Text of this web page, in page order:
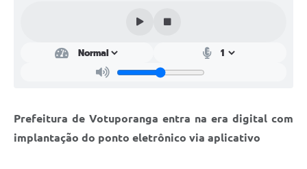
Audiências Públicas
Telefones Úteis
Prefeitura de Votuporanga entra na era digital com
implantação do ponto eletrônico via aplicativo